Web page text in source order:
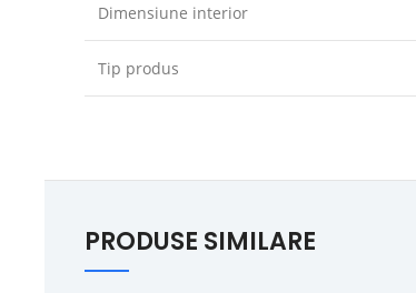
Dimensiune interior
Tip produs
PRODUSE SIMILARE